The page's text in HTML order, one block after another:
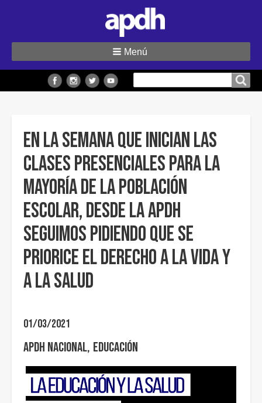
sitio
Menú
En la semana que inician las
clases presenciales para la
mayoría de la población
escolar, desde la APDH
seguimos pidiendo que se
priorice el derecho a la vida y
a la salud
01/03/2021
APDH Nacional Educación